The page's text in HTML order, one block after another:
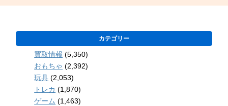
カテゴリー
買取情報 (5,350)
おもちゃ (2,392)
玩具 (2,053)
トレカ (1,870)
ゲーム (1,463)